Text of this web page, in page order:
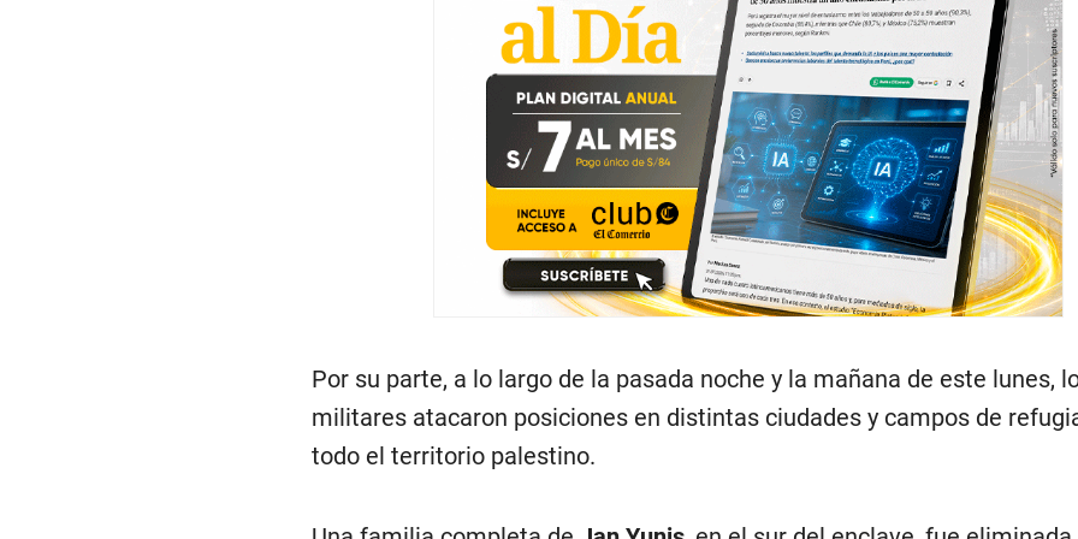
Por su parte, a lo largo de la pasada noche y la mañana de este lunes,
militares atacaron posiciones en distintas ciudades y campos de
todo el territorio palestino.